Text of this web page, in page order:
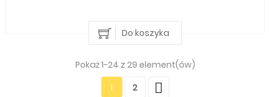
Do koszyka
Pokaż 1-24 z 29 element(ów)
1
2 